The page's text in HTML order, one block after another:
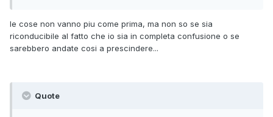
le cose non vanno piu come prima, ma non so se sia
riconducibile al fatto che io sia in completa confusione o se
sarebbero andate cosi a prescindere...
Quote